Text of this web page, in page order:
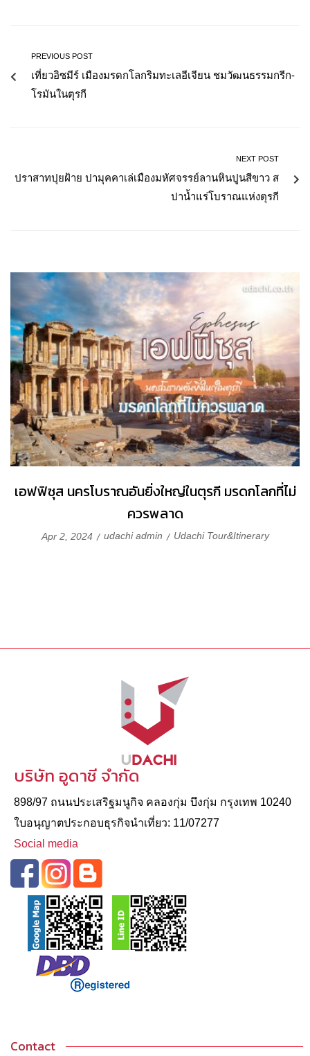
PREVIOUS POST
เที่ยวอิซมีร์ เมืองมรดกโลกริมทะเลอีเจียน ชมวัฒนธรรมกรีก-
โรมันในตุรกี
NEXT POST
ปราสาทปุยฝ้าย ปามุคคาเล่เมืองมหัศจรรย์ลานหินปูนสีขาว ส
ปาน้ำแร่โบราณแห่งตุรกี
เอฟฟิซุส นครโบราณอันยิ่งใหญ่ในตุรกี มรดกโลกที่ไม่
ควรพลาด
Apr 2, 2024 udachi admin Udachi Tour&Itinerary
บริษัท อูดาชี จำกัด
898/97 ถนนประเสริฐมนูกิจ คลองกุ่ม บึงกุ่ม กรุงเทพ 10240
ใบอนุญาตประกอบธุรกิจนําเที่ยว: 11/07277
Social media
Contact